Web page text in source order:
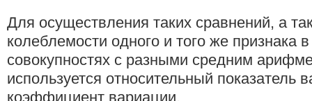
Для осуществления таких сравнений, а
колеблемости одного и того же признака
совокупностях с разными средним
используется относительный показатель
коэффициент вариации.